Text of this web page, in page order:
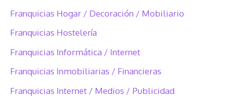
Franquicias Hogar / Decoración / Mobiliario
Franquicias Hostelería
Franquicias Informática / Internet
Franquicias Inmobiliarias / Financieras
Franquicias Internet / Medios / Publicidad